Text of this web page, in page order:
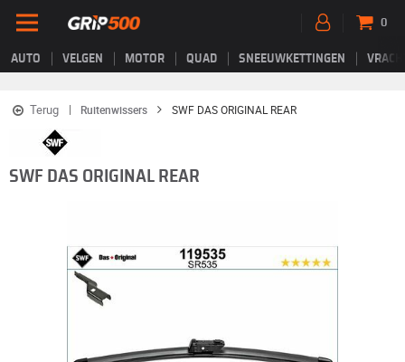
AUTO VELGEN MOTOR QUAD SNEEUWKETTINGEN
0
Terug Ruitenwissers SWF DAS ORIGINAL REAR
SWF DAS ORIGINAL REAR